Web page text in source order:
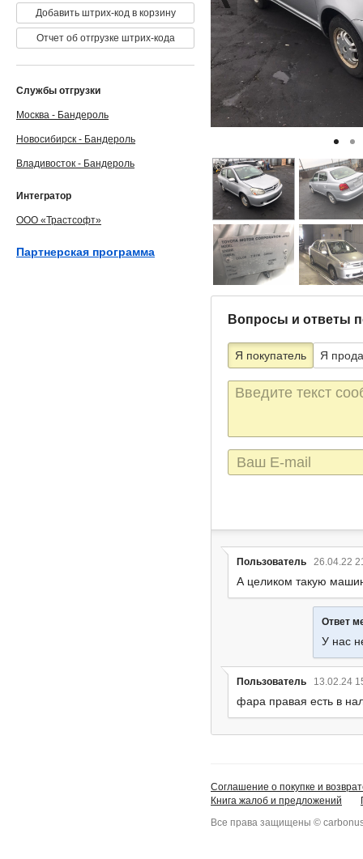
Вопросы и ответы
Я покупатель Я
Текст
сообщения
E-
mail
Пользователь 26.04.22
А целиком такую
Ответ
У нас
Пользователь 13.02.24
фара правая есть в
Добавить штрих-код в корзину
Отчет об отгрузке штрих-кода
Службы отгрузки
Москва - Бандероль
Новосибирск - Бандероль
Владивосток - Бандероль
Интегратор
ООО «Трастсофт»
Партнерская программа
Соглашение о покупке и
Книга жалоб и предложений
Все права защищены ©